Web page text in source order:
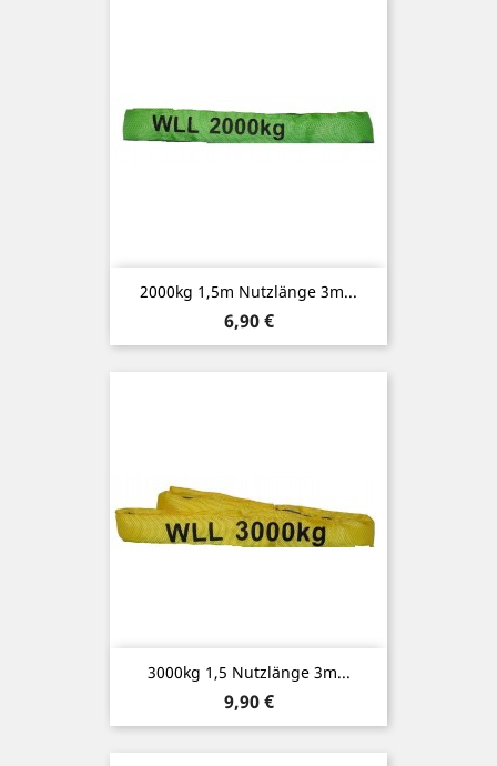
2000kg 1,5m Nutzlänge 3m...
Preis
6,90 €
3000kg 1,5 Nutzlänge 3m...
Preis
9,90 €